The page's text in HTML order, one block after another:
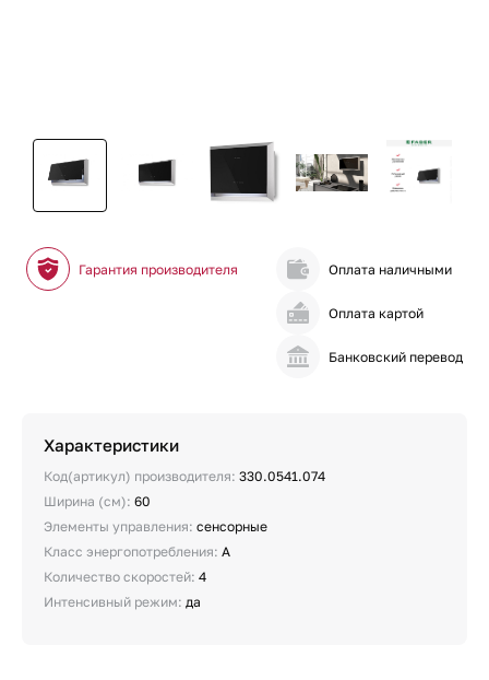
Гарантия производителя Оплата наличными
Оплата картой
Банковский перевод
Характеристики
Код(артикул) производителя: 330.0541.074
Ширина (см): 60
Элементы управления: сенсорные
Класс энергопотребления: A
Количество скоростей: 4
Интенсивный режим: да